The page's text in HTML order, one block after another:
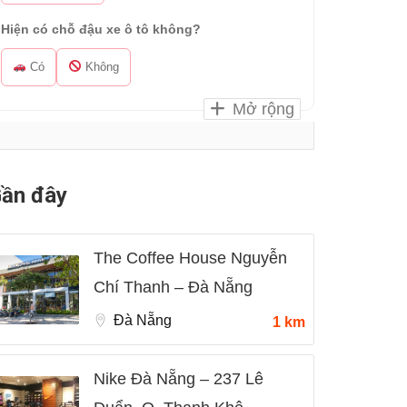
Hiện có chỗ đậu xe ô tô không?
Có Không
Mở rộng
đây
The Coffee House Nguyễn
Chí Thanh – Đà Nẵng
Đà Nẵng 1 km
Nike Đà Nẵng – 237 Lê